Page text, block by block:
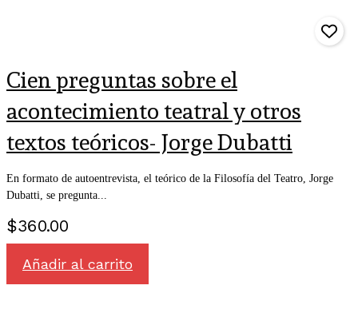
Cien preguntas sobre el
acontecimiento teatral y otros
textos teóricos- Jorge Dubatti
En formato de autoentrevista, el teórico de la Filosofía del Teatro, Jorge
Dubatti, se pregunta...
$360.00
Añadir al carrito